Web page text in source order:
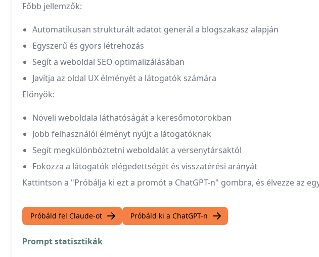
Főbb jellemzők:
Automatikusan strukturált adatot generál a blogszakasz alapján
Egyszerű és gyors létrehozás
Segít a weboldal SEO optimalizálásában
Javítja az oldal UX élményét a látogatók számára
Előnyök:
Növeli weboldala láthatóságát a keresőmotorokban
Jobb felhasználói élményt nyújt a látogatóknak
Segít megkülönböztetni weboldalát a versenytársaktól
Fokozza a látogatók elégedettségét és visszatérési arányát
Kattintson a "Próbálja ki ezt a promót a ChatGPT-n" gombra, és élvezze az
Próbáld fel Claude-ot Próbáld ki a ChatGPT-n
Prompt statisztikák